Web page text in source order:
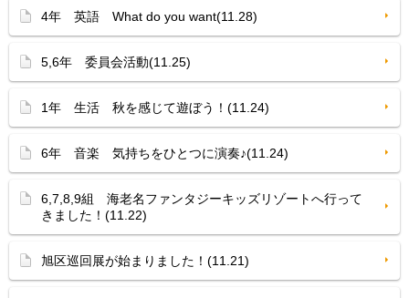
4年 英語 What do you want(11.28)
5,6年 委員会活動(11.25)
1年 生活 秋を感じて遊ぼう！(11.24)
6年 音楽 気持ちをひとつに演奏♪(11.24)
6,7,8,9組 海老名ファンタジーキッズリゾートへ行って
きました！(11.22)
旭区巡回展が始まりました！(11.21)